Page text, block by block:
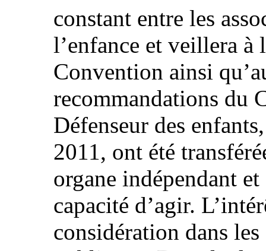
constant entre les
l’enfance et veillera
Convention ainsi
recommandations du
Défenseur des
2011, ont été
organe indépendant
capacité d’agir.
considération dans